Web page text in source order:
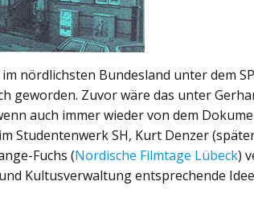
nördlichsten Bundesland unter dem
geworden. Zuvor wäre das unter
auch immer wieder von dem
Studentenwerk SH, Kurt Denzer
Fuchs (Nordische Filmtage Lübeck)
Kultusverwaltung entsprechende